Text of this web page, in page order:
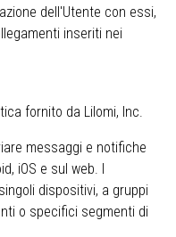
dell'Utente con essi,
inseriti nei
fornito da Lilomi, Inc.
messaggi e notifiche
iOS e sul web. I
dispositivi, a gruppi
o specifici segmenti di